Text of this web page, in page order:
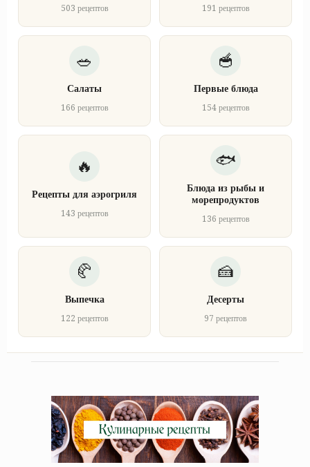
503 рецептов 191 рецептов
Салаты
166 рецептов
Первые блюда
154 рецептов
Рецепты для аэрогриля
143 рецептов
Блюда из рыбы и
морепродуктов
136 рецептов
Выпечка
122 рецептов
Десерты
97 рецептов